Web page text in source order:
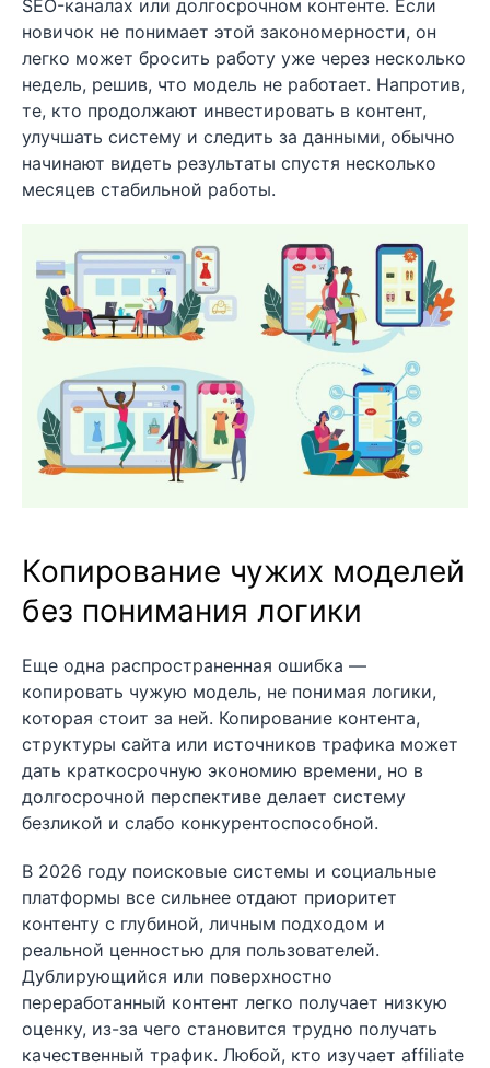
SEO-каналах или долгосрочном контенте. Если
новичок не понимает этой закономерности, он
легко может бросить работу уже через несколько
недель, решив, что модель не работает. Напротив,
те, кто продолжают инвестировать в контент,
улучшать систему и следить за данными, обычно
начинают видеть результаты спустя несколько
месяцев стабильной работы.
Копирование чужих моделей
без понимания логики
Еще одна распространенная ошибка —
копировать чужую модель, не понимая логики,
которая стоит за ней. Копирование контента,
структуры сайта или источников трафика может
дать краткосрочную экономию времени, но в
долгосрочной перспективе делает систему
безликой и слабо конкурентоспособной.
В 2026 году поисковые системы и социальные
платформы все сильнее отдают приоритет
контенту с глубиной, личным подходом и
реальной ценностью для пользователей.
Дублирующийся или поверхностно
переработанный контент легко получает низкую
оценку, из-за чего становится трудно получать
качественный трафик. Любой, кто изучает affiliate